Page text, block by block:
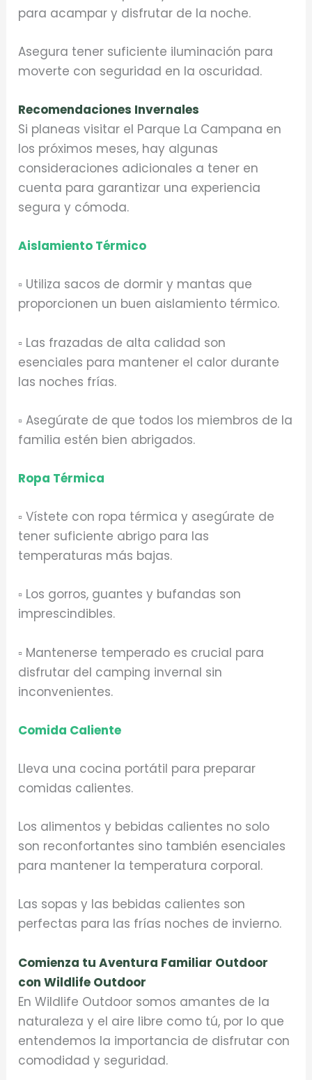
para acampar y disfrutar de la noche.
Asegura tener suficiente iluminación para
moverte con seguridad en la oscuridad.
Recomendaciones Invernales
Si planeas visitar el Parque La Campana en
los próximos meses, hay algunas
consideraciones adicionales a tener en
cuenta para garantizar una experiencia
segura y cómoda.
Aislamiento Térmico
▫️ Utiliza sacos de dormir y mantas que
proporcionen un buen aislamiento térmico.
▫️ Las frazadas de alta calidad son
esenciales para mantener el calor durante
las noches frías.
▫️ Asegúrate de que todos los miembros de la
familia estén bien abrigados.
Ropa Térmica
▫️ Vístete con ropa térmica y asegúrate de
tener suficiente abrigo para las
temperaturas más bajas.
▫️ Los gorros, guantes y bufandas son
imprescindibles.
▫️ Mantenerse temperado es crucial para
disfrutar del camping invernal sin
inconvenientes.
Comida Caliente
Lleva una cocina portátil para preparar
comidas calientes.
Los alimentos y bebidas calientes no solo
son reconfortantes sino también esenciales
para mantener la temperatura corporal.
Las sopas y las bebidas calientes son
perfectas para las frías noches de invierno.
Comienza tu Aventura Familiar Outdoor
con Wildlife Outdoor
En Wildlife Outdoor somos amantes de la
naturaleza y el aire libre como tú, por lo que
entendemos la importancia de disfrutar con
comodidad y seguridad.